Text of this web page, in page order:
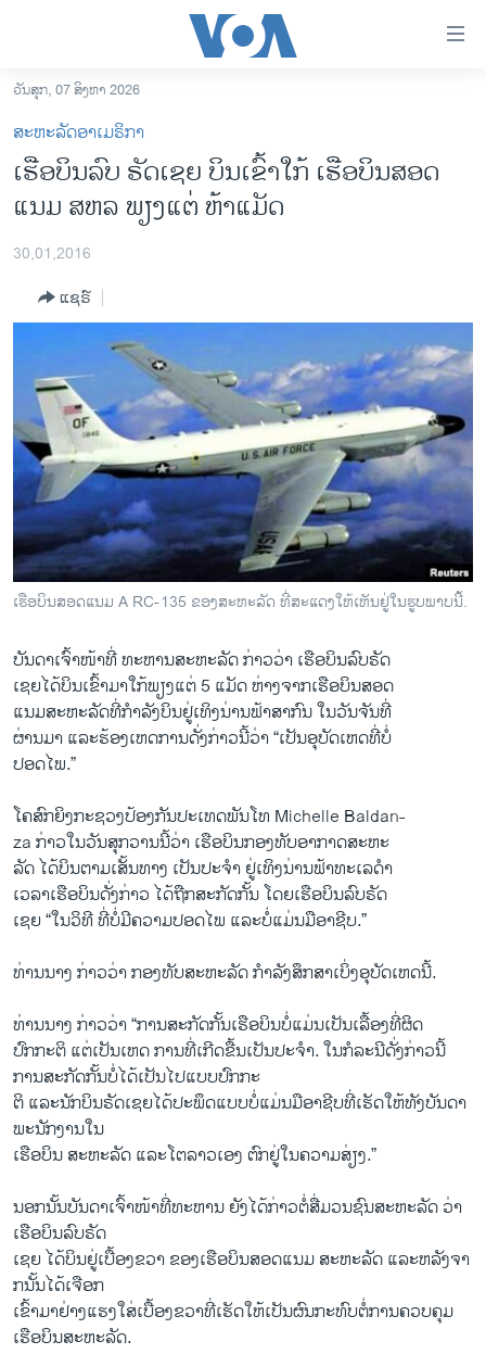
ເຂົ້າ
ຫາ
ຂ້າມ
ຂ້າມ
ຂ້າມ
ຫາ
ລາວ
ການເລືອກຕັ້ງ ປະທານາທີບໍດີ ສະຫະລັດ 2024
ຂ່າວ​ຈີນ
ໂລກ
ອິດສະຫຼະພາບດ້ານການຂ່າວ
ຊີວິດຊາວລາວ
ຊຸມຊົນຊາວລາວ
ວິທະຍາສາດ-ເທັກໂນໂລຈີ
ທຸລະກິດ
ພາສາອັງກິດ
ສຽງ
ລາຍການກະຈາຍສຽງ
ລາຍງານ
ຕິດຕາມພວກເຮົາ ທີ່
ພາສາຕ່າງໆ
ວັນສຸກ, 07 ສິງຫາ 2026
ສະຫະລັດອາເມຣິກາ
ເຮືອບິນລົບ ຣັດເຊຍ ບິນເຂົ້າໃກ້ ເຮືອບິນສອດ
ແນມ ສຫລ ພຽງແຕ່ ຫ້າແມັດ
30,01,2016
ແຊຣ໌
ເຮືອບິນສອດແນມ A RC-135 ຂອງສະຫະລັດ ທີ່ສະແດງໃຫ້ເຫັນຢູ່ໃນຮູບພາບນີ້.
ບັນ​ດາ​ເຈົ້າ​ໜ້າ​ທີ່ ທະຫານສະຫະລັດ ກ່າວ​ວ່າ ​ເຮືອບິນ​ລົບຣັດ​
ເຊຍໄດ້ບິນ​ເຂົ້າ​ມາ​ໃກ້ພຽງ​ແຕ່ 5 ​ແມັດ ຫ່າງ​ຈາກ​ເຮືອບິນ​ສອດ
​ແນມສະຫະລັດທີ່​ກຳລັງ​ບິນ​ຢູ່​ເທິງ​ນ່ານ​ຟ້າ​ສາ​ກົນ ​ໃນ​ວັນ​ຈັນ​ທີ່
​ຜ່ານ​ມາ ​ແລະ​ຮ້ອງເຫດການ​ດັ່ງກ່າວນີ້​ວ່າ “​ເປັນ​ອຸບັດ​ເຫດ​ທີ່​ບໍ່​
ປອດ​ໄພ.”
​ໂຄສົກ​ຍິງກະຊວງ​ປ້ອງ​ກັນ​ປະ​ເທດພັນໂທ Michelle Baldan-
za ກ່າວໃນ​ວັນ​ສຸກວານ​ນີ້​ວ່າ ​ເຮືອບິນ​ກອງທັບ​ອາກາດສະຫະ
ລັດ ​ໄດ້​ບິນ​ຕາມ​ເສັ້ນທາງ​ ເປັນ​ປະຈຳ​ ຢູ່ເທິງນ່ານ​ຟ້າທະ​ເລ​ດຳ ​
ເວລາ​ເຮືອບິນ​ດັ່ງກ່າວ ໄດ້ຖືກ​ສະກັດ​ກັ້ນ ໂດຍ​ເຮືອບິນ​ລົບຣັດ​
ເຊຍ “​ໃນ​ວິທີ ທີ່ບໍ່​ມີ​ຄວາ​ມປອດ​ໄພ ​ແລະ​ບໍ່ແມ່ນ​ມື​ອາຊີບ.”
ທ່ານ​ນາງ ກ່າວ​ວ່າ ກອງທັບ​ສະຫະລັດ ກຳລັງສຶກສາ​ເບິ່ງ​ອຸບັດ​ເຫດນີ້.
ທ່ານ​ນາງ ກ່າວ​ວ່າ “ການ​ສະກັດ​ກັ້ນ​ເຮືອບິນບໍ່​ແມ່ນ​ເປັນ​ເລື້ອງທີ່​ຜິດ​
ປົກກະຕິ ແຕ່​ເປັນ​ເຫດ ການ​ທີ່​ເກີດ​ຂື້ນເປັນ​ປະຈຳ. ​ໃນ​ກໍລະນີ​ດັ່ງກ່າວ​ນີ້
ການ​ສະກັດ​ກັ້ນບໍ່ໄດ້​ເປັນໄປ​ແບບ​ປົກກະ
ຕິ ​ແລະ​ນັກ​ບິນຣັດ​ເຊຍໄດ້​ປະ​ພຶດ​ແບບ​ບໍ່​ແມ່ນ​ມື​ອາຊີບທີ່​ເຮັດ​ໃຫ້ທັງ​ບັ​ນດາ​
ພະນັກງານ​ໃນ
​ເຮືອບິນ ສະຫະລັດ ​ແລະໂຕ​ລາວ​ເອງ ຕົກ​ຢູ່​ໃນ​ຄວາມ​ສ່ຽງ.”
ນອກ​ນັ້ນບັນດາ​ເຈົ້າ​ໜ້າ​ທີ່​ທະຫານ ຍັງ​ໄດ້​ກ່າວ​ຕໍ່​ສື່​ມວນ​ຊົນສະຫະລັດ ວ່າ ​
ເຮືອບິນ​ລົບຣັດ
​ເຊຍ ​ໄດ້​ບິນ​ຢູ່​ເບື້ອງ​ຂວາ ​ຂອງ​ເຮືອບິນ​ສອດ​ແນມ ສະຫະລັດ ​ແລະ​ຫລັງ​ຈາ​
ກນັ້ນ​ໄດ້​ເຈືອກ
​ເຂົ້າ​ມາ​ຢ່າງແຮງ​ໃສ່​ເບື້ອງຂວາທີ່​ເຮັດ​ໃຫ້​ເປັນ​ຜົນ​ກະທົບ​ຕໍ່ການ​ຄວບຄຸມ​
ເຮືອບິນສະຫະລັດ.